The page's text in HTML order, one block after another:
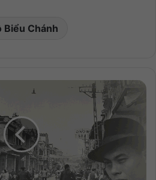
Biểu Chánh